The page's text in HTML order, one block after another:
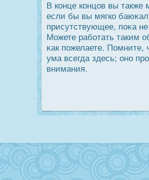
В конце концов вы также
если бы вы мягко
присутствующее, поκа
Можете работать таким
κак пожелаете. Помните,
ума всегда здесь; оно
внимания.